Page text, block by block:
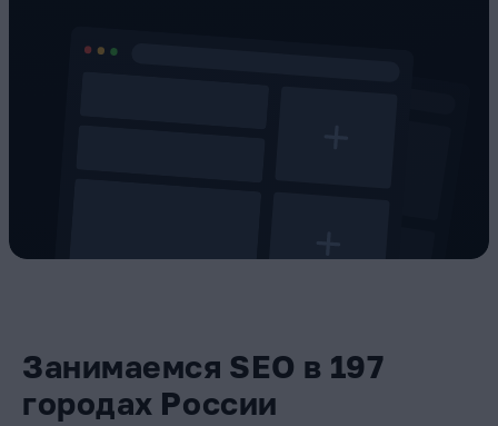
Занимаемся SEO в 197
городах России